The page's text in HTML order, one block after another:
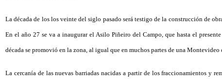
La década de los los veinte del siglo pasado será testigo de la construcción de
En el año 27 se va a inaugurar el Asilo Piñeiro del Campo, que hasta el
década se promovió en la zona, al igual que en muchos partes de una
La cercanía de las nuevas barriadas nacidas a partir de los fraccionamientos y